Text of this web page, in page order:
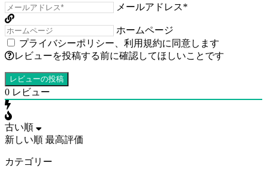
メールアドレス*
ホームページ
プライバシーポリシー
利用規約に同意します
レビューを投稿する前に確認してほしいことです
0 レビュー
古い順
新しい順 最高評価
カテゴリー